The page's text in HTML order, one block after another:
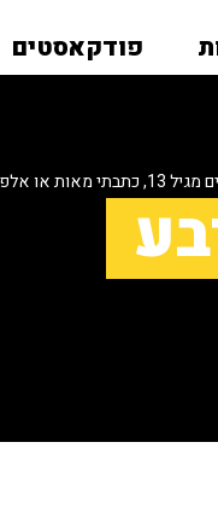
פודקאסטים
או אלפי שירים"